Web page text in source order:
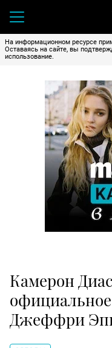
На информационном ресурсе
Оставаясь на сайте, вы
использование.
Камерон
официальное
Джеффри